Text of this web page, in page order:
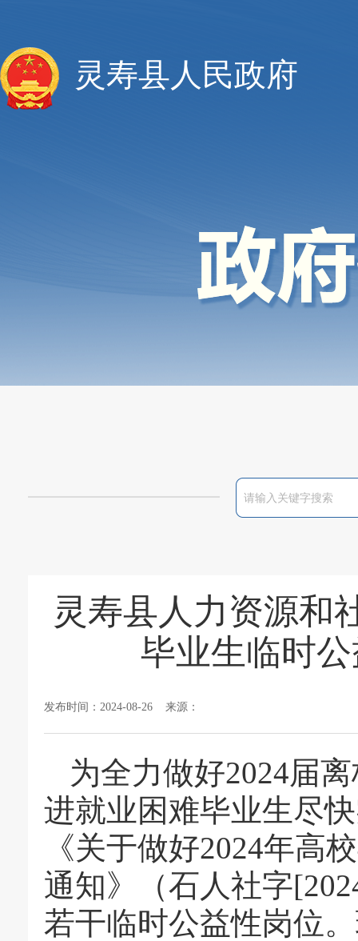
灵寿县人民政府
灵寿县人力资源和
毕业生临时
发布时间：2024-08-26 来源：
为全力做好2024届
进就业困难毕业生尽
《关于做好2024年高
通知》（石人社字
若干临时公益性岗位